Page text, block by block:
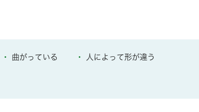
曲がっている 人によって形が違う